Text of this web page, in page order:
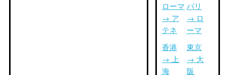
ローマ
→ ア
テネ
香港
→ 上
海
パリ
→ ロ
ーマ
東京
→ 大
阪